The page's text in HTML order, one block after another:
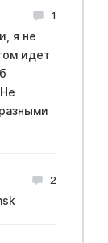
1
я не
идет
2